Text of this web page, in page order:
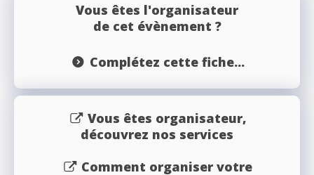
Vous êtes l'organisateur
de cet évènement ?
Complétez cette fiche...
Vous êtes organisateur,
découvrez nos services
Comment organiser votre